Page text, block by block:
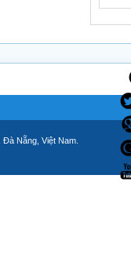
Nẵng, Việt Nam.